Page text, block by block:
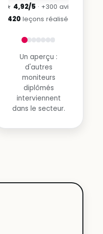
★ 4,92/5 · +300 avis
8 420leçons réalisées
Un aperçu :
d'autres
moniteurs
diplômés
interviennent
dans le secteur.